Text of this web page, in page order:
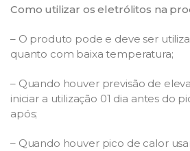
Como utilizar os eletrólitos na
– O produto pode e deve ser
quanto com baixa temperatura;
– Quando houver previsão de
iniciar a utilização 01 dia antes do
após;
– Quando houver pico de calor